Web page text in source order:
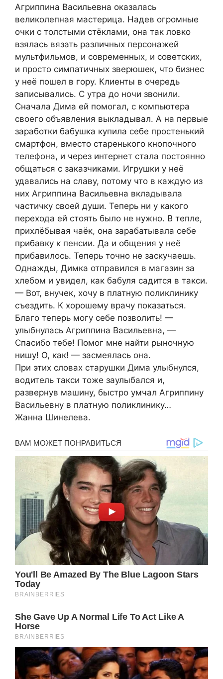
Агриппина Васильевна оказалась
великолепная мастерица. Надев огромные
очки с толстыми стёклами, она так ловко
взялась вязать различных персонажей
мультфильмов, и современных, и советских,
и просто симпатичных зверюшек, что бизнес
у неё пошел в гору. Клиенты в очередь
записывались. С утра до ночи звонили.
Сначала Дима ей помогал, с компьютера
своего объявления выкладывал. А на первые
заработки бабушка купила себе простенький
смартфон, вместо старенького кнопочного
телефона, и через интернет стала постоянно
общаться с заказчиками. Игрушки у неё
удавались на славу, потому что в каждую из
них Агриппина Васильевна вкладывала
частичку своей души. Теперь ни у какого
перехода ей стоять было не нужно. В тепле,
прихлёбывая чаёк, она зарабатывала себе
прибавку к пенсии. Да и общения у неё
прибавилось. Теперь точно не заскучаешь.
Однажды, Димка отправился в магазин за
хлебом и увидел, как бабуля садится в такси.
— Вот, внучек, хочу в платную поликлинику
съездить. К хорошему врачу показаться.
Благо теперь могу себе позволить! —
улыбнулась Агриппина Васильевна, —
Спасибо тебе! Помог мне найти рыночную
нишу! О, как! — засмеялась она.
При этих словах старушки Дима улыбнулся,
водитель такси тоже заулыбался и,
развернув машину, быстро умчал Агриппину
Васильевну в платную поликлинику…
Жанна Шинелева.